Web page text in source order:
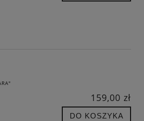
159,00 zł
DO KOSZYKA